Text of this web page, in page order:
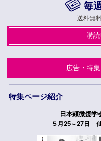
毎
送料無
購
広告・特
特集ページ紹介
日本顕微鏡学
５月25～27日